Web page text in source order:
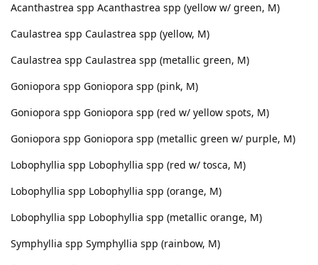
Acanthastrea spp Acanthastrea spp (yellow w/ green, M)
Caulastrea spp Caulastrea spp (yellow, M)
Caulastrea spp Caulastrea spp (metallic green, M)
Goniopora spp Goniopora spp (pink, M)
Goniopora spp Goniopora spp (red w/ yellow spots, M)
Goniopora spp Goniopora spp (metallic green w/ purple, M)
Lobophyllia spp Lobophyllia spp (red w/ tosca, M)
Lobophyllia spp Lobophyllia spp (orange, M)
Lobophyllia spp Lobophyllia spp (metallic orange, M)
Symphyllia spp Symphyllia spp (rainbow, M)